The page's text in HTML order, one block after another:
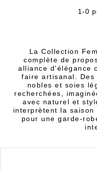
1-0
La Collection
complète de
alliance d'élégance
faire artisanal. Des
nobles et soies
recherchées,
avec naturel et
interprètent la saison
pour une garde-